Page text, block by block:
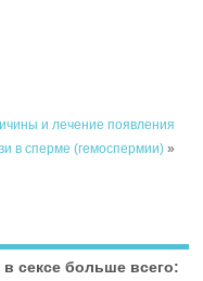
и лечение появления
в сперме (гемоспермии)»
сексе больше всего: